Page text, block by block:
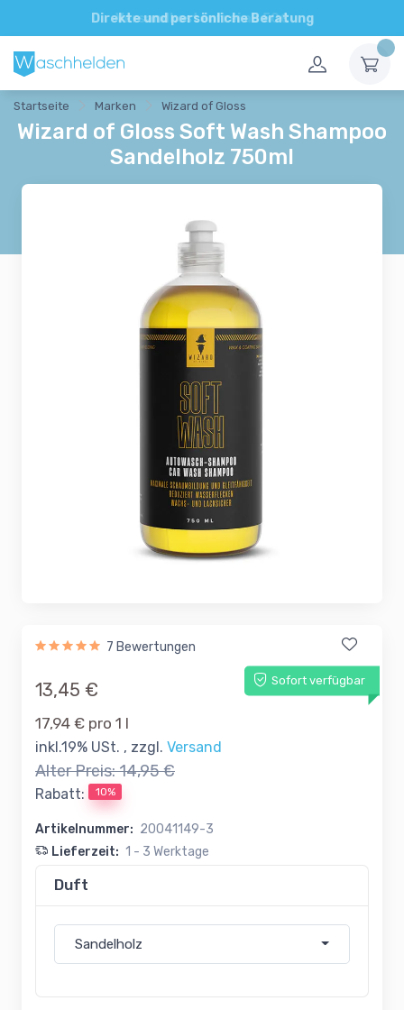
Direkte und persönliche Beratung
Startseite Marken Wizard of Gloss
Wizard of Gloss Soft Wash Shampoo
Sandelholz 750ml
7 Bewertungen
Sofort verfügbar
13,45 €
17,94 € pro 1 l
inkl.19% USt. , zzgl. Versand
Alter Preis:14,95 €
Rabatt: 10%
Artikelnummer: 20041149-3
Lieferzeit: 1 - 3 Werktage
Duft
Sandelholz